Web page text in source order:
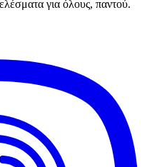
για όλους, παντού.